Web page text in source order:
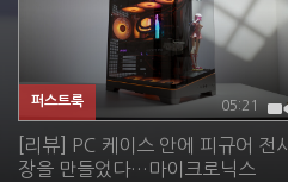
퍼스트룩 05:21
[리뷰] PC 케이스 안에 피규어 전시
장을 만들었다…마이크로닉스